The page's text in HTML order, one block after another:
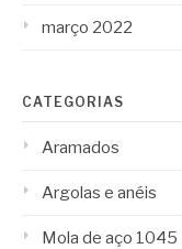
março 2022
CATEGORIAS
Aramados
Argolas e anéis
Mola de aço 1045